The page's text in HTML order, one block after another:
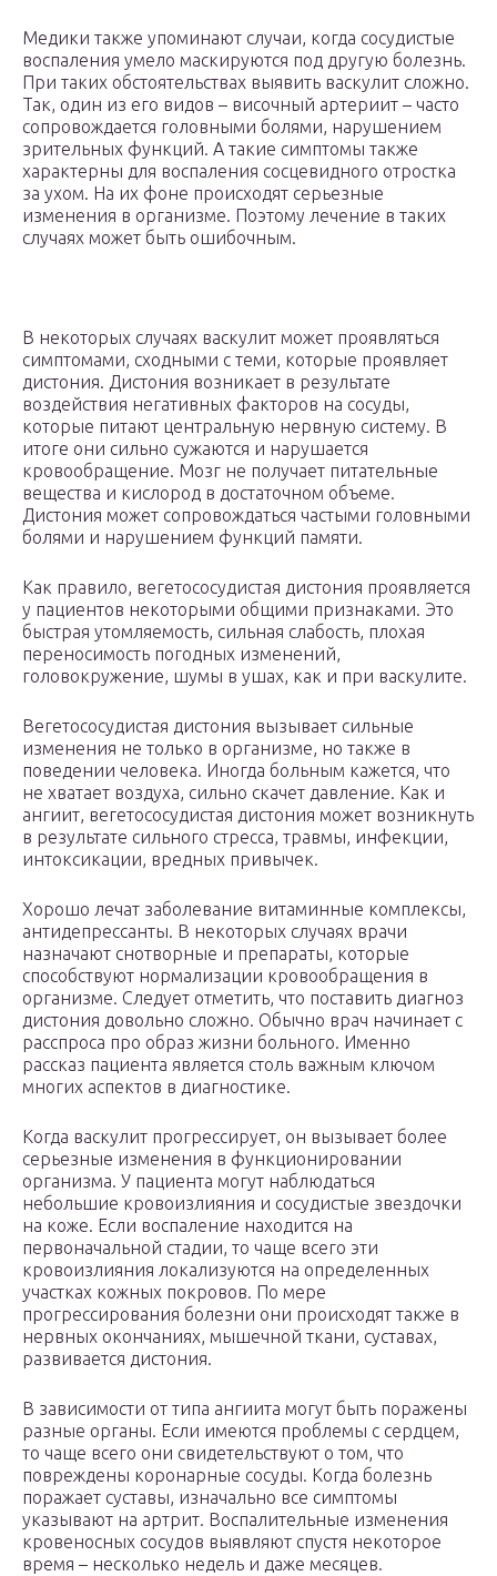
Медики также упоминают случаи, когда сосудистые
воспаления умело маскируются под другую болезнь.
При таких обстоятельствах выявить васкулит сложно.
Так, один из его видов – височный артериит – часто
сопровождается головными болями, нарушением
зрительных функций. А такие симптомы также
характерны для воспаления сосцевидного отростка
за ухом. На их фоне происходят серьезные
изменения в организме. Поэтому лечение в таких
случаях может быть ошибочным.
В некоторых случаях васкулит может проявляться
симптомами, сходными с теми, которые проявляет
дистония. Дистония возникает в результате
воздействия негативных факторов на сосуды,
которые питают центральную нервную систему. В
итоге они сильно сужаются и нарушается
кровообращение. Мозг не получает питательные
вещества и кислород в достаточном объеме.
Дистония может сопровождаться частыми головными
болями и нарушением функций памяти.
Как правило, вегетососудистая дистония проявляется
у пациентов некоторыми общими признаками. Это
быстрая утомляемость, сильная слабость, плохая
переносимость погодных изменений,
головокружение, шумы в ушах, как и при васкулите.
Вегетососудистая дистония вызывает сильные
изменения не только в организме, но также в
поведении человека. Иногда больным кажется, что
не хватает воздуха, сильно скачет давление. Как и
ангиит, вегетососудистая дистония может возникнуть
в результате сильного стресса, травмы, инфекции,
интоксикации, вредных привычек.
Хорошо лечат заболевание витаминные комплексы,
антидепрессанты. В некоторых случаях врачи
назначают снотворные и препараты, которые
способствуют нормализации кровообращения в
организме. Следует отметить, что поставить диагноз
дистония довольно сложно. Обычно врач начинает с
расспроса про образ жизни больного. Именно
рассказ пациента является столь важным ключом
многих аспектов в диагностике.
Когда васкулит прогрессирует, он вызывает более
серьезные изменения в функционировании
организма. У пациента могут наблюдаться
небольшие кровоизлияния и сосудистые звездочки
на коже. Если воспаление находится на
первоначальной стадии, то чаще всего эти
кровоизлияния локализуются на определенных
участках кожных покровов. По мере
прогрессирования болезни они происходят также в
нервных окончаниях, мышечной ткани, суставах,
развивается дистония.
В зависимости от типа ангиита могут быть поражены
разные органы. Если имеются проблемы с сердцем,
то чаще всего они свидетельствуют о том, что
повреждены коронарные сосуды. Когда болезнь
поражает суставы, изначально все симптомы
указывают на артрит. Воспалительные изменения
кровеносных сосудов выявляют спустя некоторое
время – несколько недель и даже месяцев.